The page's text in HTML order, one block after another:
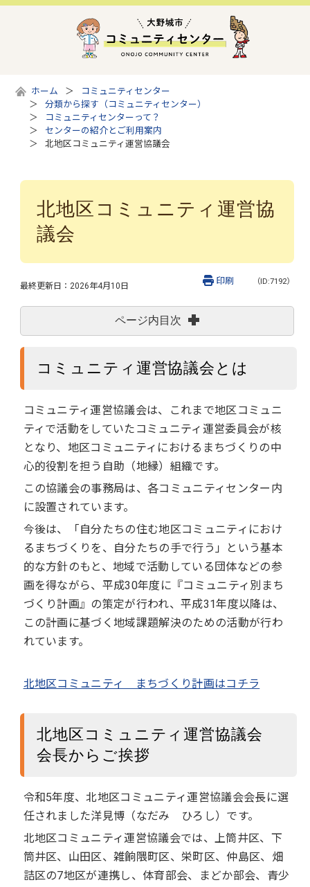
ホーム
コミュニティセンター
分類から探す（コミュニティセンター）
コミュニティセンターって？
センターの紹介とご利用案内
北地区コミュニティ運営協議会
北地区コミュニティ運営協
議会
最終更新日： 2026年4月10日 （ID:7192）
印刷
ページ内目次
コミュニティ運営協議会とは
コミュニティ運営協議会は、これまで地区コミュニ
ティで活動をしていたコミュニティ運営委員会が核
となり、地区コミュニティにおけるまちづくりの中
⼼的役割を担う⾃助（地縁）組織です。
この協議会の事務局は、各コミュニティセンター内
に設置されています。
今後は、「⾃分たちの住む地区コミュニティにおけ
るまちづくりを、⾃分たちの⼿で⾏う」という基本
的な⽅針のもと、地域で活動している団体などの参
画を得ながら、平成30年度に『コミュニティ別まち
づくり計画』の策定が⾏われ、平成31年度以降は、
この計画に基づく地域課題解決のための活動が⾏わ
れています。
北地区コミュニティ まちづくり計画はコチラ
北地区コミュニティ運営協議会
会長からご挨拶
令和5年度、北地区コミュニティ運営協議会会長に選
任されました洋見博（なだみ ひろし）です。
北地区コミュニティ運営協議会では、上筒井区、下
筒井区、山田区、雑餉隈町区、栄町区、仲島区、畑
詰区の7地区が連携し、体育部会、まどか部会、青少